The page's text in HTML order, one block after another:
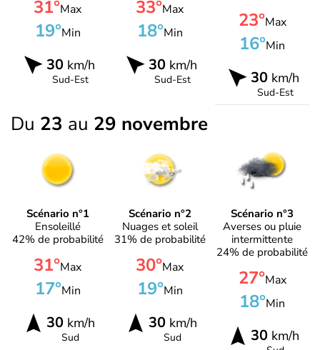
31°Max
19°Min
30km/h
Sud-Est
33°Max
18°Min
30km/h
Sud-Est
23°Max
16°Min
30 km/h
Sud-Est
Du 23 au 29 novembre
Scénario n°1
Ensoleillé
42% de probabilité
31°Max
17°Min
30km/h
Sud
Scénario n°2
Nuages et soleil
31% de probabilité
30°Max
19°Min
30km/h
Sud
Scénario n°3
Averses ou pluie
intermittente
24% de probabilité
27°Max
18°Min
30 km/h